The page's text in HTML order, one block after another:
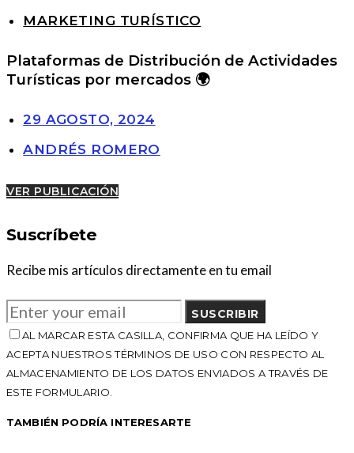
MARKETING TURÍSTICO
Plataformas de Distribución de Actividades
Turísticas por mercados 🌍
29 AGOSTO, 2024
ANDRÉS ROMERO
VER PUBLICACIÓN
Suscríbete
Recibe mis artículos directamente en tu email
SUSCRIBIR
AL MARCAR ESTA CASILLA, CONFIRMA QUE HA LEÍDO Y
ACEPTA NUESTROS TÉRMINOS DE USO CON RESPECTO AL
ALMACENAMIENTO DE LOS DATOS ENVIADOS A TRAVÉS DE
ESTE FORMULARIO.
TAMBIÉN PODRÍA INTERESARTE